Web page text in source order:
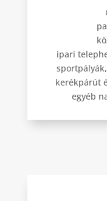
ipari
kerékpárút
egyéb